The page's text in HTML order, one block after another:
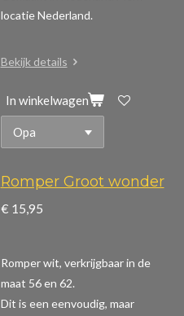
locatie Nederland.
Bekijk details
In winkelwagen
Romper Groot wonder
€ 15,95
Romper wit, verkrijgbaar in de
maat 56 en 62.
Dit is een eenvoudig, maar